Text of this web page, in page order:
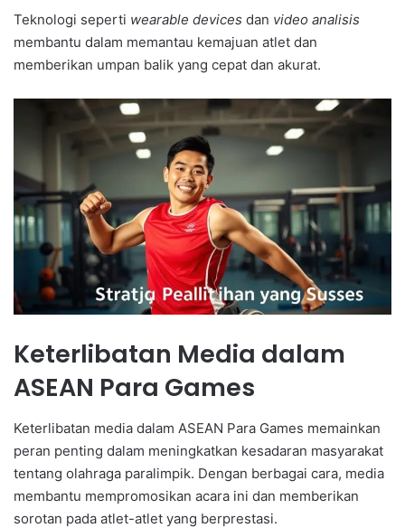
Teknologi seperti wearable devices dan video analisis
membantu dalam memantau kemajuan atlet dan
memberikan umpan balik yang cepat dan akurat.
Keterlibatan Media dalam
ASEAN Para Games
Keterlibatan media dalam ASEAN Para Games memainkan
peran penting dalam meningkatkan kesadaran masyarakat
tentang olahraga paralimpik. Dengan berbagai cara, media
membantu mempromosikan acara ini dan memberikan
sorotan pada atlet-atlet yang berprestasi.